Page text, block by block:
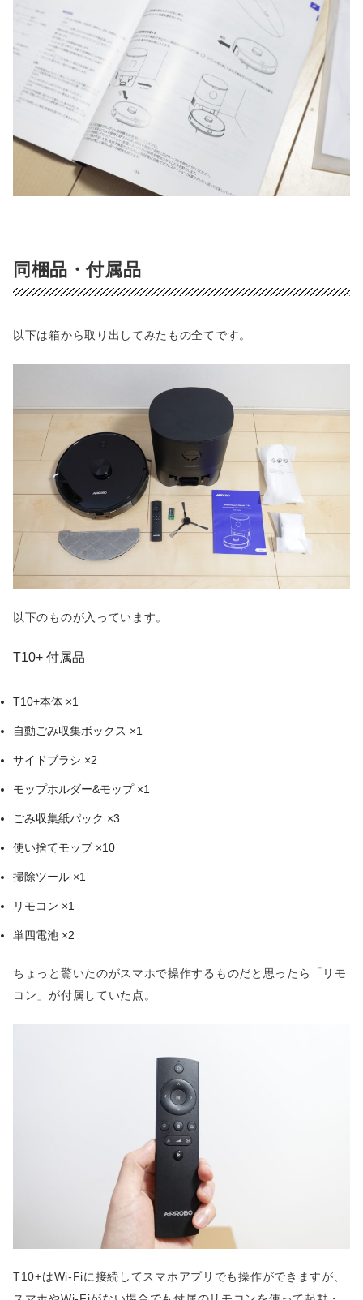
同梱品・付属品
以下は箱から取り出してみたもの全てです。
以下のものが入っています。
T10+ 付属品
T10+本体 ×1
自動ごみ収集ボックス ×1
サイドブラシ ×2
モップホルダー&モップ ×1
ごみ収集紙パック ×3
使い捨てモップ ×10
掃除ツール ×1
リモコン ×1
単四電池 ×2
ちょっと驚いたのがスマホで操作するものだと思ったら「リモ
コン」が付属していた点。
T10+はWi-Fiに接続してスマホアプリでも操作ができますが、